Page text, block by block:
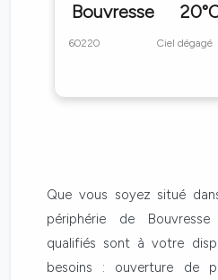
Bouvresse
60220 Ciel dégagé
Que vous soyez situé
périphérie de
qualifiés sont à votre
besoins : ouverture de